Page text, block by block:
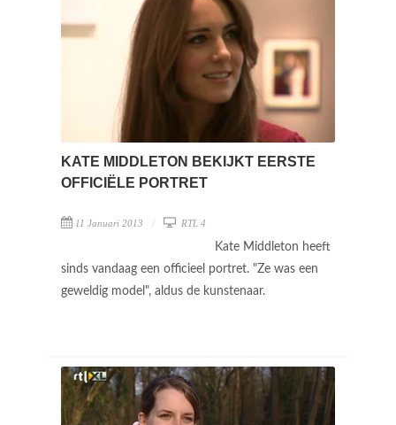
KATE MIDDLETON BEKIJKT EERSTE
OFFICIËLE PORTRET
11 Januari 2013 RTL 4
Kate Middleton heeft
sinds vandaag een officieel portret. "Ze was een
geweldig model", aldus de kunstenaar.